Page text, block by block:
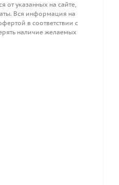
от указанных на сайте,
Вся информация на
в соответствии с
наличие желаемых